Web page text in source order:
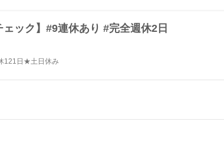
ェック】#9連休あり #完全週休2日
121日★土日休み